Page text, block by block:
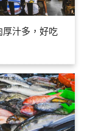
厚汁多，好吃